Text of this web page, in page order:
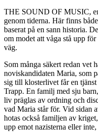
THE SOUND OF MUSIC,
genom tiderna. Här finns
baserat på en sann historia.
om modet att våga stå upp
väg.
Som många säkert redan vet
noviskandidaten Maria, som
sig till klosterlivet får en
Trapp. En familj med sju
liv präglas av ordning och
vad Maria står för. Vid sidan
hotas också familjen av
upp emot nazisterna eller